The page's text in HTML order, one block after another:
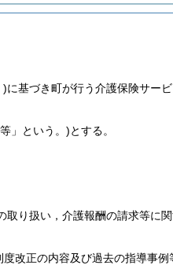
)に基づき町が行う介護保険サー
」という。)とする。
り扱い，介護報酬の請求等に
正の内容及び過去の指導事